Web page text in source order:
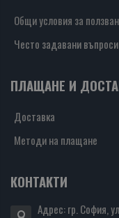
Общи условия за
Често задавани въпроси
ПЛАЩАНЕ И
Доставка
Методи на плащане
КОНТАКТИ
Адрес: гр. София,